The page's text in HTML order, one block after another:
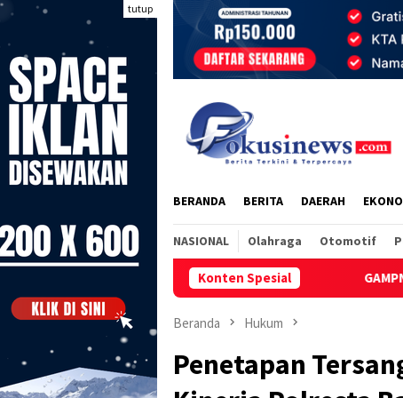
Loncat
konten
tutup
BERANDA BERITA DAERAH
NASIONAL Olahraga Otomotif
Konten Spesial
GAMPNI Desak Gubernur
Beranda Hukum
Penetapan